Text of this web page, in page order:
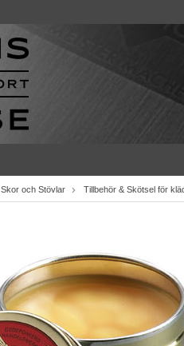
Skor och Stövlar Tillbehör & Skötsel för